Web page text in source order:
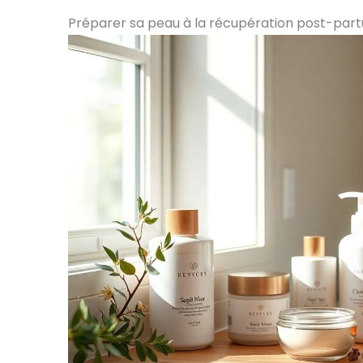
Préparer sa peau à la récupération post-